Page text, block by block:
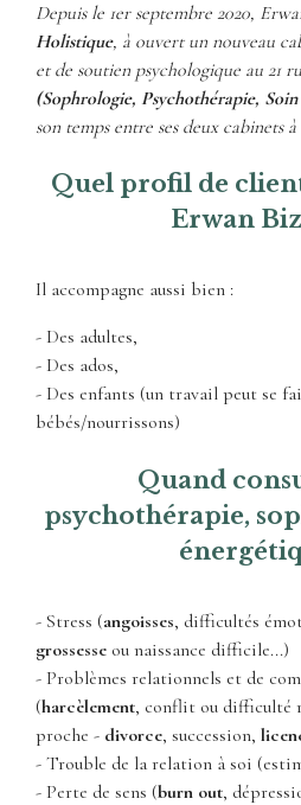
Depuis le 1er septembre 2020,
Holistique, à ouvert un nouveau
et de soutien psychologique au 21
(Sophrologie, Psychothérapie,
son temps entre ses deux cabinets
Quel profil de
Erwan
Il accompagne aussi bien :
- Des adultes,
- Des ados,
- Des enfants (un travail peut se
bébés/nourrissons)
Quand
psychothérapie,
- Stress (angoisses, difficultés
grossesseou naissance difficile...)
- Problèmes relationnels et de
(harcèlement, conflit ou difficulté
proche - divorce, succession,
- Trouble de la relation à soi
- Perte de sens (burn out,